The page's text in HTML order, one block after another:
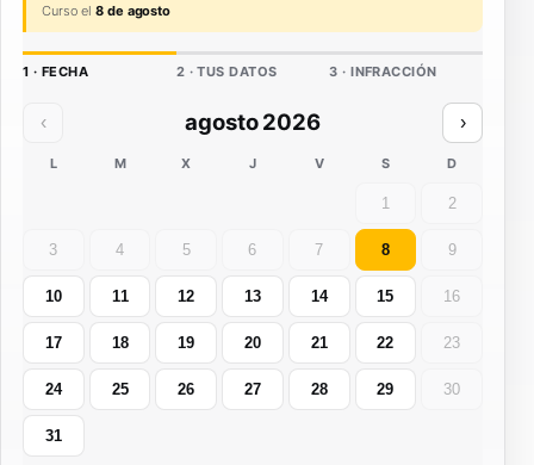
Curso el8 de agosto
1 · FECHA 2 · TUS DATOS 3 · INFRACCIÓN
‹ agosto 2026 ›
L M X J V S D
1 2
3 4 5 6 7 8 9
10 11 12 13 14 15 16
17 18 19 20 21 22 23
24 25 26 27 28 29 30
31